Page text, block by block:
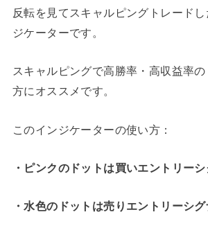
反転を見てスキャルピングトレード
ジケーターです。
スキャルピングで高勝率・高収益率
方にオススメです。
このインジケーターの使い方：
・ピンクのドットは買いエントリー
・水色のドットは売りエントリーシ